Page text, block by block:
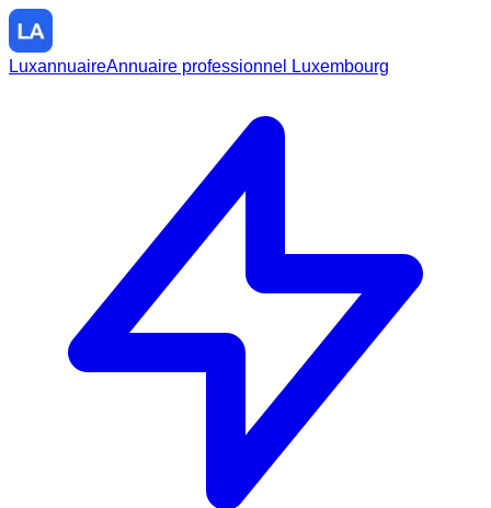
LuxannuaireAnnuaire professionnel Luxembourg